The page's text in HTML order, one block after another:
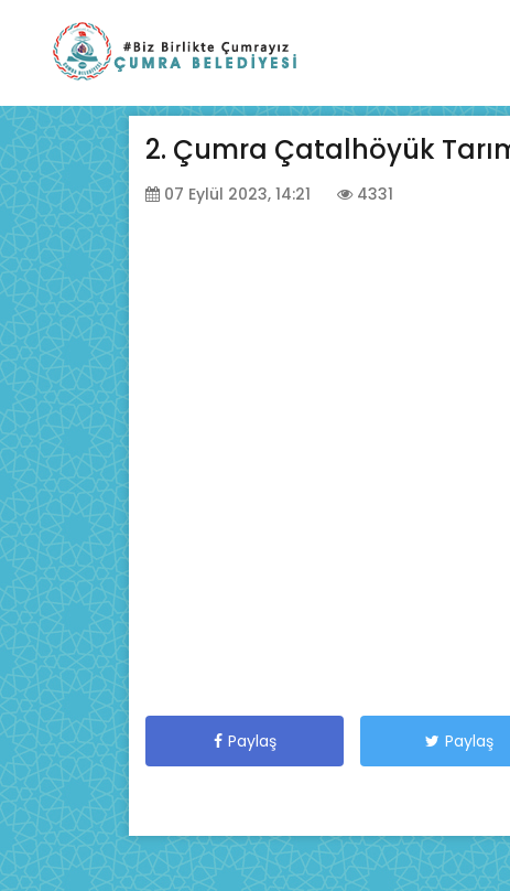
2. Çumra Çatalhöyük
07 Eylül 2023, 14:21 4331
Paylaş Paylaş